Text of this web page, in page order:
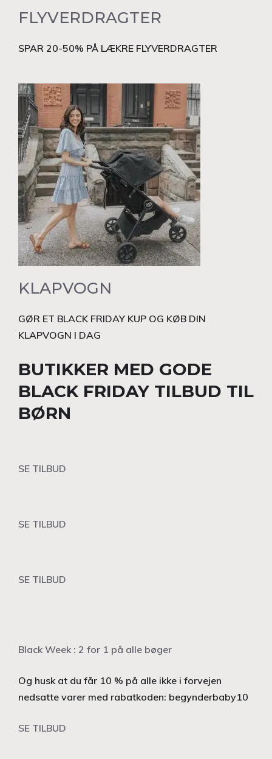
FLYVERDRAGTER
SPAR 20-50% PÅ LÆKRE FLYVERDRAGTER
KLAPVOGN
GØR ET BLACK FRIDAY KUP OG KØB DIN
KLAPVOGN I DAG
BUTIKKER MED GODE
BLACK FRIDAY TILBUD TIL
BØRN
SE TILBUD
SE TILBUD
SE TILBUD
Black Week : 2 for 1 på alle bøger
Og husk at du får 10 % på alle ikke i forvejen
nedsatte varer med rabatkoden: begynderbaby10
SE TILBUD